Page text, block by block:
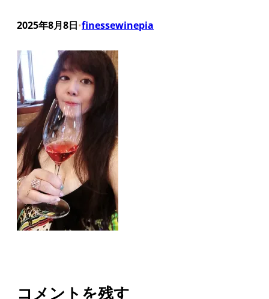
2025年8月8日•finessewinepia
コメントを残す